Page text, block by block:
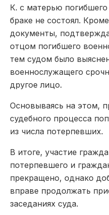
К. с матерью погибшего
браке не состоял.
документы,
отцом погибшего
тем судом было
военнослужащего
другое лицо.
Основываясь на этом,
судебного процесса по
из числа потерпевших.
В итоге, участие
потерпевшего и
прекращено, однако
вправе продолжать
заседаниях суда.